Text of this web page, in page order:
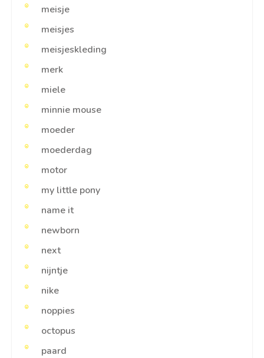
meisje
meisjes
meisjeskleding
merk
miele
minnie mouse
moeder
moederdag
motor
my little pony
name it
newborn
next
nijntje
nike
noppies
octopus
paard